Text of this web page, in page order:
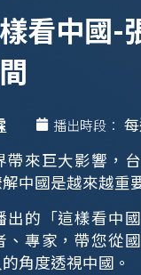
看中國-
播出時段：
帶來巨大影響，
中國是越來越重
出的「這樣看中
、專家，帶您從
角度透視中國。